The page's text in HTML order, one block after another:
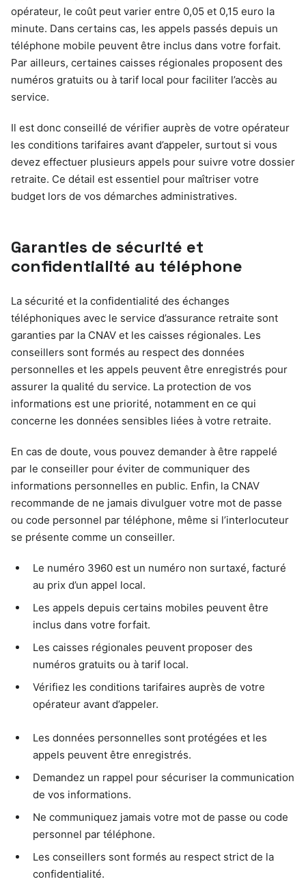
opérateur, le coût peut varier entre 0,05 et 0,15 euro la
minute. Dans certains cas, les appels passés depuis un
téléphone mobile peuvent être inclus dans votre forfait.
Par ailleurs, certaines caisses régionales proposent des
numéros gratuits ou à tarif local pour faciliter l’accès au
service.
Il est donc conseillé de vérifier auprès de votre opérateur
les conditions tarifaires avant d’appeler, surtout si vous
devez effectuer plusieurs appels pour suivre votre dossier
retraite. Ce détail est essentiel pour maîtriser votre
budget lors de vos démarches administratives.
Garanties de sécurité et
confidentialité au téléphone
La sécurité et la confidentialité des échanges
téléphoniques avec le service d’assurance retraite sont
garanties par la CNAV et les caisses régionales. Les
conseillers sont formés au respect des données
personnelles et les appels peuvent être enregistrés pour
assurer la qualité du service. La protection de vos
informations est une priorité, notamment en ce qui
concerne les données sensibles liées à votre retraite.
En cas de doute, vous pouvez demander à être rappelé
par le conseiller pour éviter de communiquer des
informations personnelles en public. Enfin, la CNAV
recommande de ne jamais divulguer votre mot de passe
ou code personnel par téléphone, même si l’interlocuteur
se présente comme un conseiller.
Le numéro 3960 est un numéro non surtaxé, facturé
au prix d’un appel local.
Les appels depuis certains mobiles peuvent être
inclus dans votre forfait.
Les caisses régionales peuvent proposer des
numéros gratuits ou à tarif local.
Vérifiez les conditions tarifaires auprès de votre
opérateur avant d’appeler.
Les données personnelles sont protégées et les
appels peuvent être enregistrés.
Demandez un rappel pour sécuriser la communication
de vos informations.
Ne communiquez jamais votre mot de passe ou code
personnel par téléphone.
Les conseillers sont formés au respect strict de la
confidentialité.